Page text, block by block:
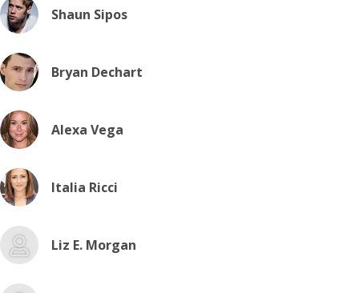
Shaun Sipos
Bryan Dechart
Alexa Vega
Italia Ricci
Liz E. Morgan